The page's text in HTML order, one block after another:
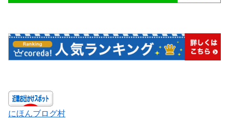
にほんブログ村